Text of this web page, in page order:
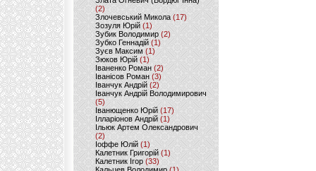
(2)
Злочевський Микола(17)
Зозуля Юрій (1)
Зубик Володимир (2)
Зубко Геннадій (1)
Зуєв Максим(1)
Зюков Юрій (1)
Іваненко Роман (2)
Іванісов Роман (3)
Іванчук Андрій(2)
Іванчук Андрій Володимирович
(5)
Іванющенко Юрій (17)
Ілларіонов Андрій (1)
Ільюк Артем Олександрович
(2)
Іоффе Юлій (1)
Калетник Григорій(1)
Калетник Ігор (33)